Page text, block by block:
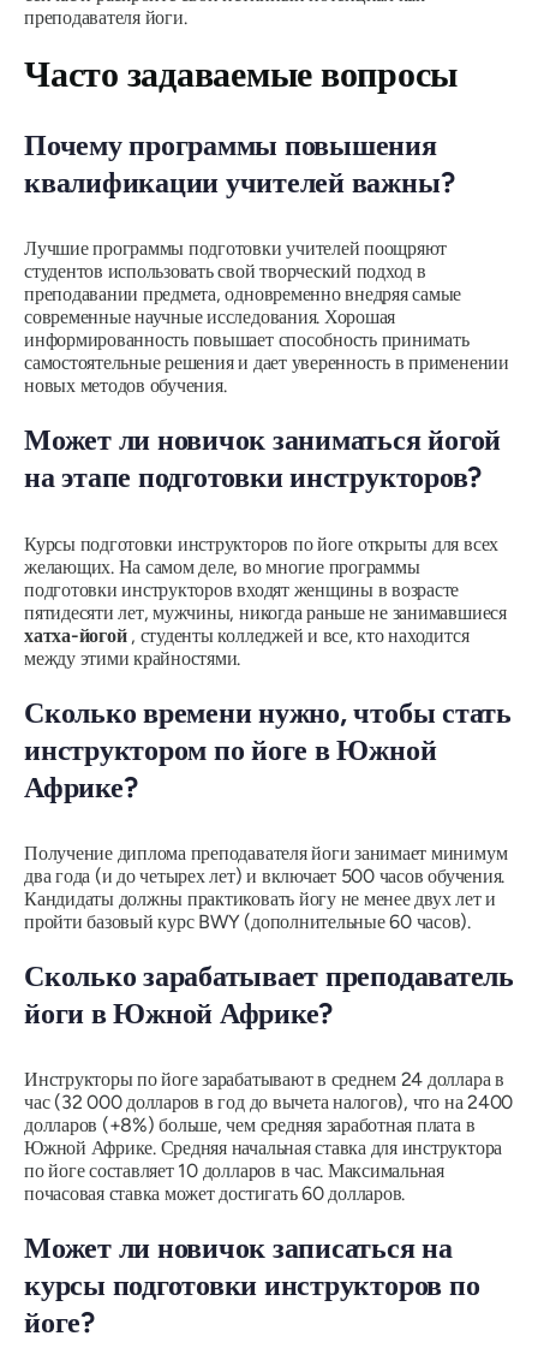
преподавателя йоги.
Часто задаваемые вопросы
Почему программы повышения
квалификации учителей важны?
Лучшие программы подготовки учителей поощряют
студентов использовать свой творческий подход в
преподавании предмета, одновременно внедряя самые
современные научные исследования. Хорошая
информированность повышает способность принимать
самостоятельные решения и дает уверенность в применении
новых методов обучения.
Может ли новичок заниматься йогой
на этапе подготовки инструкторов?
Курсы подготовки инструкторов по йоге открыты для всех
желающих. На самом деле, во многие программы
подготовки инструкторов входят женщины в возрасте
пятидесяти лет, мужчины, никогда раньше не занимавшиеся
хатха-йогой, студенты колледжей и все, кто находится
между этими крайностями.
Сколько времени нужно, чтобы стать
инструктором по йоге в Южной
Африке?
Получение диплома преподавателя йоги занимает минимум
два года (и до четырех лет) и включает 500 часов обучения.
Кандидаты должны практиковать йогу не менее двух лет и
пройти базовый курс BWY (дополнительные 60 часов).
Сколько зарабатывает преподаватель
йоги в Южной Африке?
Инструкторы по йоге зарабатывают в среднем 24 доллара в
час (32 000 долларов в год до вычета налогов), что на 2400
долларов (+8%) больше, чем средняя заработная плата в
Южной Африке. Средняя начальная ставка для инструктора
по йоге составляет 10 долларов в час. Максимальная
почасовая ставка может достигать 60 долларов.
Может ли новичок записаться на
курсы подготовки инструкторов по
йоге?